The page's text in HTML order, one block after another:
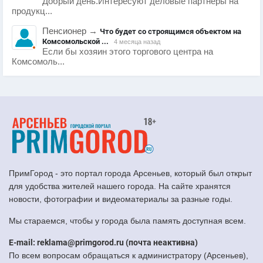
продукц...
Пенсионер → Что будет со строящимся объектом на
Комсомольской ...
4 месяца назад
Если бы хозяин этого торгового центра на
Комсомоль...
ПримГород - это портал города Арсеньев, который был открыт
для удобства жителей нашего города. На сайте хранятся
новости, фотографии и видеоматериалы за разные годы.
Мы стараемся, чтобы у города была память доступная всем.
E-mail: reklama@primgorod.ru (почта неактивна)
По всем вопросам обращаться к администратору (Арсеньев),